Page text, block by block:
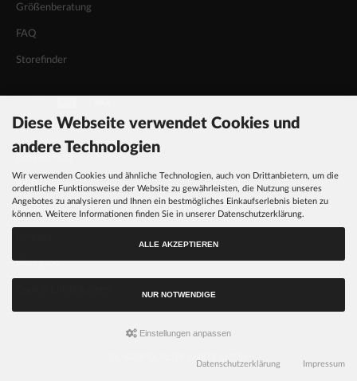
Größenberatung
FAQ
Storefinder
INFORMATIONEN
AGB
Impressum
Rückgabe
Diese Webseite verwendet Cookies und
andere Technologien
Wir verwenden Cookies und ähnliche Technologien, auch von Drittanbietern, um die
ordentliche Funktionsweise der Website zu gewährleisten, die Nutzung unseres
Angebotes zu analysieren und Ihnen ein bestmögliches Einkaufserlebnis bieten zu
können. Weitere Informationen finden Sie in unserer Datenschutzerklärung.
ALLE AKZEPTIEREN
NUR NOTWENDIGE
Einstellungen anpassen
Datenschutzerklärung Impressum